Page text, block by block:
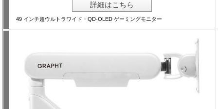
詳細はこちら
49 インチ超ウルトラワイド・QD-OLED ゲーミングモニター